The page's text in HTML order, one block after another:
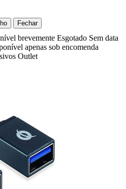
Fechar
brevemente Esgotado Sem data
apenas sob encomenda
Outlet